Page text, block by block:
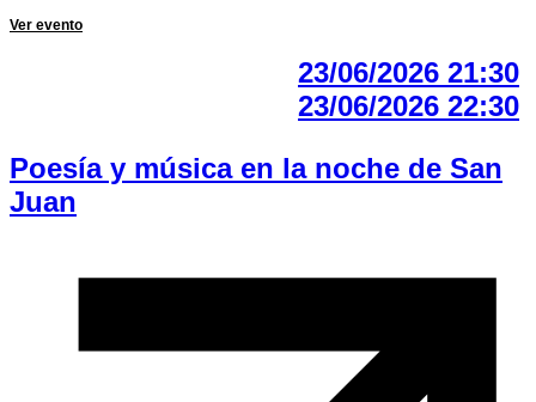
Ver evento
23/06/2026 21:30
23/06/2026 22:30
Poesía y música en la noche de San
Juan